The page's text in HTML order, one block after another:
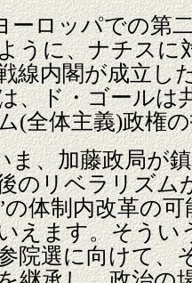
ーロッパでの第
うに、ナチスに
線内閣が成立し
、ド・ゴールは
(全体主義)政権
ま、加藤政局が
のリベラリズム
の体制内改革の
えます。そうい
院選に向けて、